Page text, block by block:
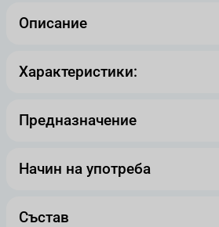
Описание
Характеристики:
Предназначение
Начин на употреба
Състав